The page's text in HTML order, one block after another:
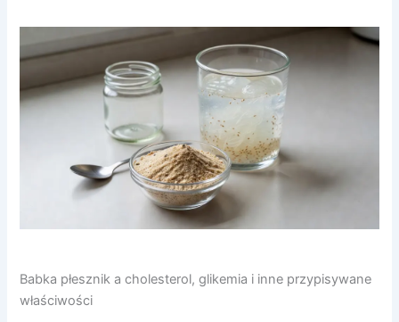
Babka płesznik a cholesterol, glikemia i inne przypisywane
właściwości